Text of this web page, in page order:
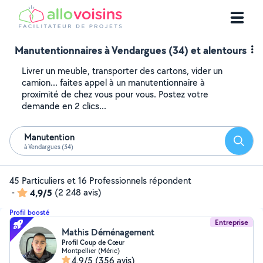
Manutentionnaires à Vendargues (34) et alentours
Livrer un meuble, transporter des cartons, vider un
camion... faites appel à un manutentionnaire à
proximité de chez vous pour vous. Postez votre
demande en 2 clics...
Manutention
à Vendargues (34)
45 Particuliers et 16 Professionnels répondent
-
4,9/5 (2 248 avis)
Profil boosté
Entreprise
Mathis Déménagement
Profil Coup de Cœur
Montpellier (Méric)
4,9/5 (356 avis)